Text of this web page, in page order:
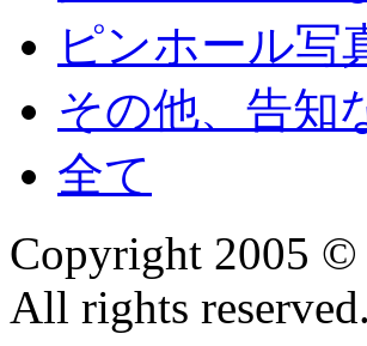
ピンホール写
その他、告知
全て
Copyright 2005
All rights reserved.